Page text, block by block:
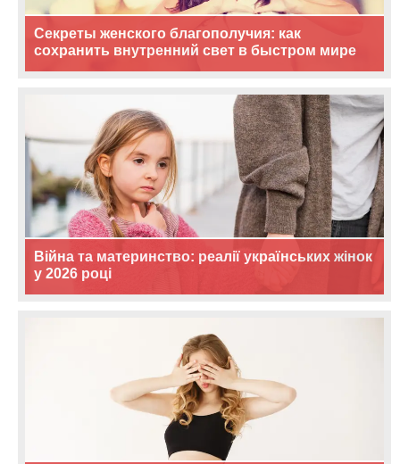
Секреты женского благополучия: как
сохранить внутренний свет в быстром мире
Війна та материнство: реалії українських жінок
у 2026 році